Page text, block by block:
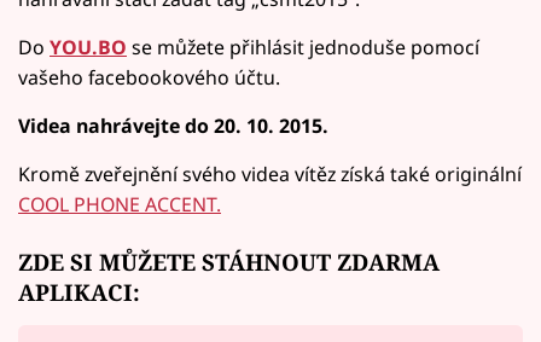
Do YOU.BO se můžete přihlásit jednoduše pomocí
vašeho facebookového účtu.
Videa nahrávejte do 20. 10. 2015.
Kromě zveřejnění svého videa vítěz získá také originální
COOL PHONE ACCENT.
ZDE SI MŮŽETE STÁHNOUT ZDARMA
APLIKACI: